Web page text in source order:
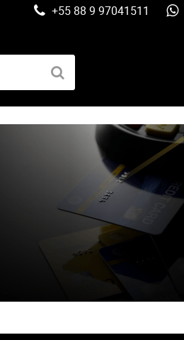
+55 88 9 97041511